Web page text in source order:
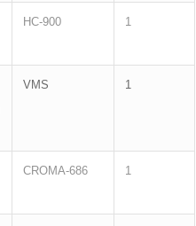
HC-900 1
VMS 1
CROMA-686 1